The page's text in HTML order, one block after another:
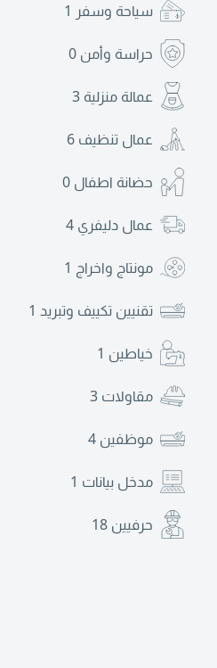
سياحة وسفر 1
حراسة وأمن 0
عمالة منزلية 3
عمال تنظيف 6
حضانة اطفال 0
عمال دليفري 4
مونتاج واخراج 1
تقنيين تكييف وتبريد 1
خياطين 1
مقاولات 3
موظفين 4
مدخل بيانات 1
حرفيين 18